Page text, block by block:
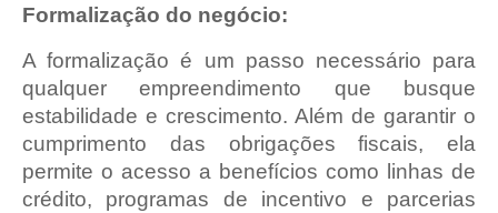
Formalização do negócio:
A formalização é um passo necessário para
qualquer empreendimento que busque
estabilidade e crescimento. Além de garantir o
cumprimento das obrigações fiscais, ela
permite o acesso a benefícios como linhas de
crédito, programas de incentivo e parcerias